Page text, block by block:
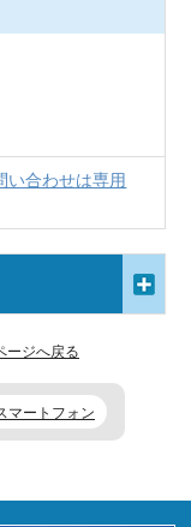
い合わせは専用
ージへ戻る
マートフォン